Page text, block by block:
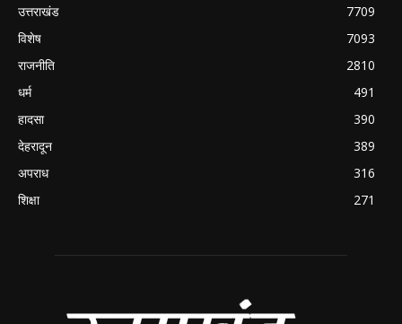
उत्तराखंड
7709
विशेष
7093
राजनीति
2810
धर्म
491
हादसा
390
देहरादून
389
अपराध
316
शिक्षा
271